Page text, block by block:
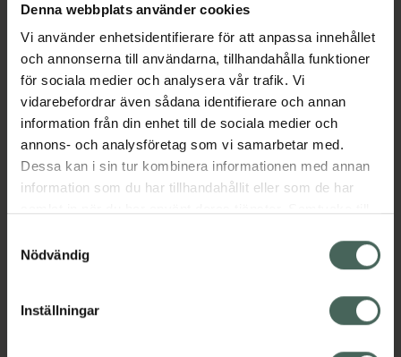
Denna webbplats använder cookies
Vi använder enhetsidentifierare för att anpassa innehållet
och annonserna till användarna, tillhandahålla funktioner
för sociala medier och analysera vår trafik. Vi
vidarebefordrar även sådana identifierare och annan
information från din enhet till de sociala medier och
annons- och analysföretag som vi samarbetar med.
Dessa kan i sin tur kombinera informationen med annan
information som du har tillhandahållit eller som de har
återkalla ditt samtycke via webbplatsens
cookieinställningar. Ett återkallat samtycke påverkar inte
lagligheten av behandling som skett innan återkallelsen.
Nödvändig
Inställningar
Beskrivning Dölj
Läs alltid bipacksedeln innan
användning.
EAN:05712440005211
Visa